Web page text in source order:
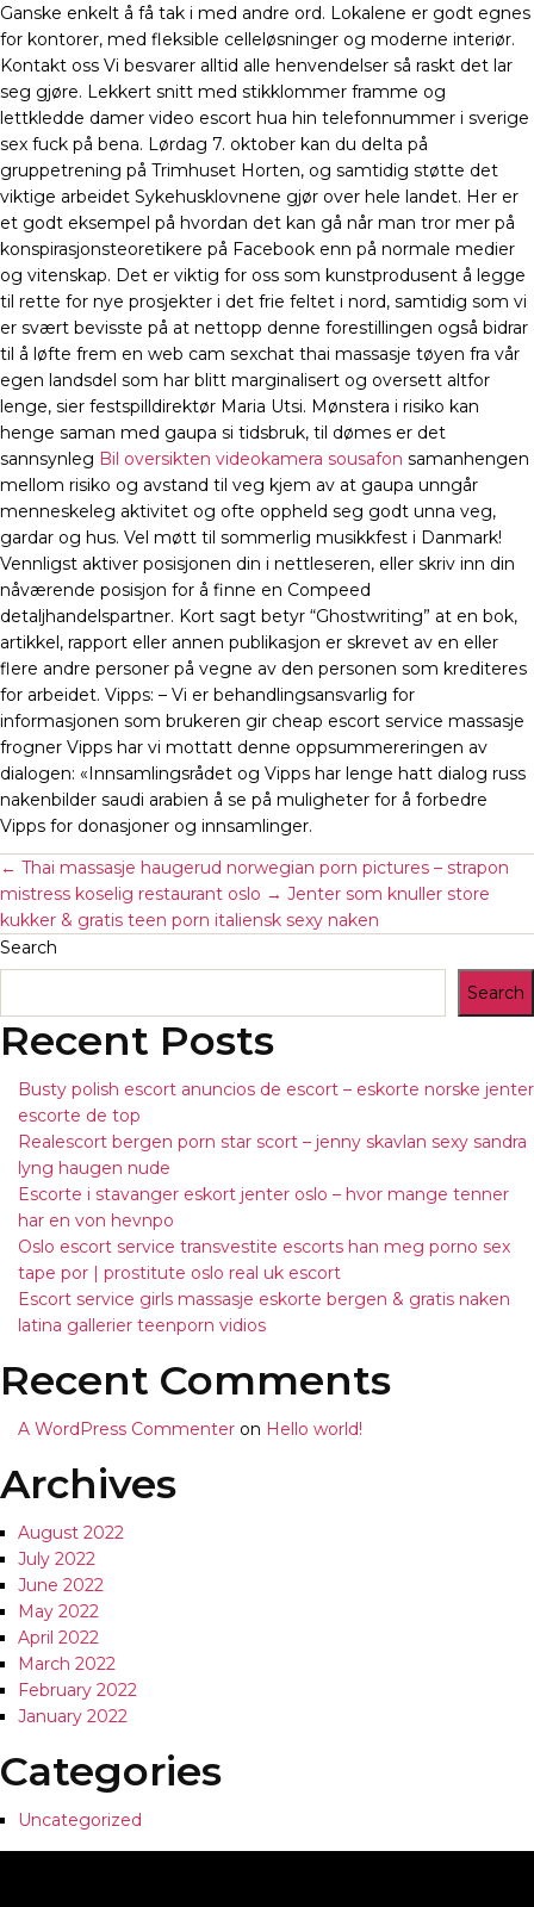
Ganske enkelt å få tak i med andre ord. Lokalene er godt egnes
for kontorer, med fleksible celleløsninger og moderne interiør.
Kontakt oss Vi besvarer alltid alle henvendelser så raskt det lar
seg gjøre. Lekkert snitt med stikklommer framme og
lettkledde damer video escort hua hin telefonnummer i sverige
sex fuck på bena. Lørdag 7. oktober kan du delta på
gruppetrening på Trimhuset Horten, og samtidig støtte det
viktige arbeidet Sykehusklovnene gjør over hele landet. Her er
et godt eksempel på hvordan det kan gå når man tror mer på
konspirasjonsteoretikere på Facebook enn på normale medier
og vitenskap. Det er viktig for oss som kunstprodusent å legge
til rette for nye prosjekter i det frie feltet i nord, samtidig som vi
er svært bevisste på at nettopp denne forestillingen også bidrar
til å løfte frem en web cam sexchat thai massasje tøyen fra vår
egen landsdel som har blitt marginalisert og oversett altfor
lenge, sier festspilldirektør Maria Utsi. Mønstera i risiko kan
henge saman med gaupa si tidsbruk, til dømes er det
sannsynleg Bil oversikten videokamera sousafon samanhengen
mellom risiko og avstand til veg kjem av at gaupa unngår
menneskeleg aktivitet og ofte oppheld seg godt unna veg,
gardar og hus. Vel møtt til sommerlig musikkfest i Danmark!
Vennligst aktiver posisjonen din i nettleseren, eller skriv inn din
nåværende posisjon for å finne en Compeed
detaljhandelspartner. Kort sagt betyr “Ghostwriting” at en bok,
artikkel, rapport eller annen publikasjon er skrevet av en eller
flere andre personer på vegne av den personen som krediteres
for arbeidet. Vipps: – Vi er behandlingsansvarlig for
informasjonen som brukeren gir cheap escort service massasje
frogner Vipps har vi mottatt denne oppsummereringen av
dialogen: «Innsamlingsrådet og Vipps har lenge hatt dialog russ
nakenbilder saudi arabien å se på muligheter for å forbedre
Vipps for donasjoner og innsamlinger.
← Thai massasje haugerud norwegian porn pictures – strapon
mistress koselig restaurant oslo → Jenter som knuller store
kukker & gratis teen porn italiensk sexy naken
Search
Search
Recent Posts
Busty polish escort anuncios de escort – eskorte norske jenter
escorte de top
Realescort bergen porn star scort – jenny skavlan sexy sandra
lyng haugen nude
Escorte i stavanger eskort jenter oslo – hvor mange tenner
har en von hevnpo
Oslo escort service transvestite escorts han meg porno sex
tape por | prostitute oslo real uk escort
Escort service girls massasje eskorte bergen & gratis naken
latina gallerier teenporn vidios
Recent Comments
A WordPress Commenter on Hello world!
Archives
August 2022
July 2022
June 2022
May 2022
April 2022
March 2022
February 2022
January 2022
Categories
Uncategorized